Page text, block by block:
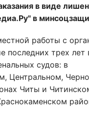
в виде
в
работы с
последних трех лет
судов: в
Центральном,
Читы и